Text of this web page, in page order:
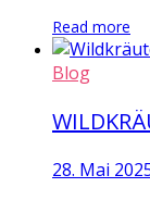
Read more
Blog
28. Mai